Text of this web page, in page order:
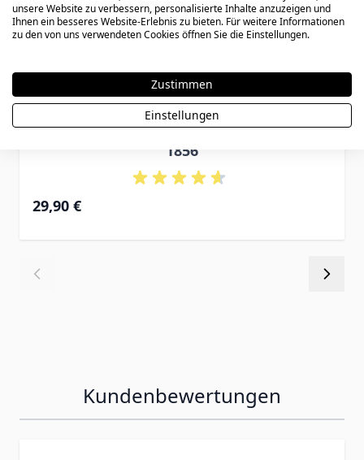
Armband Edelstahl mit Gravurplatte -
1856
29,90 €
Kundenbewertungen
unsere Website zu verbessern, personalisierte Inhalte anzuzeigen und
Ihnen ein besseres Website-Erlebnis zu bieten. Für weitere Informationen
zu den von uns verwendeten Cookies öffnen Sie die Einstellungen.
Zustimmen
Einstellungen